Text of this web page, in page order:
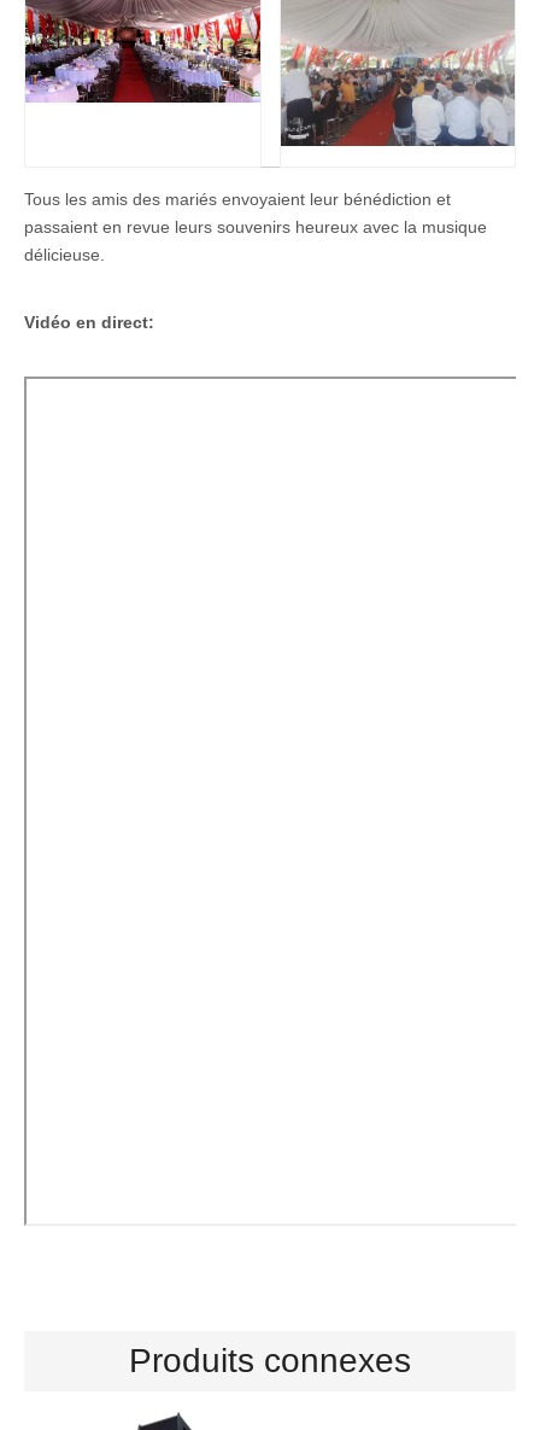
Tous les amis des mariés envoyaient leur bénédiction et
passaient en revue leurs souvenirs heureux avec la musique
délicieuse.
Vidéo en direct:
Produits connexes